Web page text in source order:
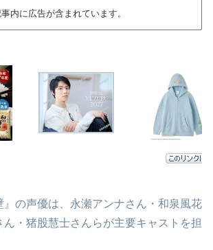
内に広告が含まれています。
』の声優は、永瀬アンナさん・和泉風花
ん・猪股慧士さんらが主要キャストを担